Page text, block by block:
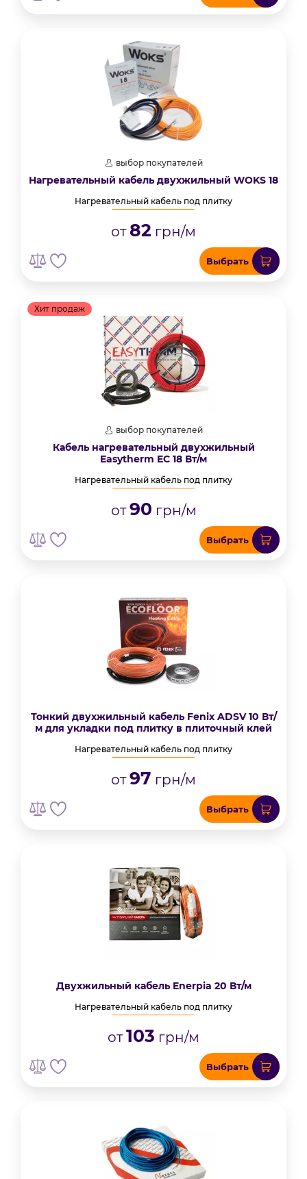
выбор покупателей
Нагревательный кабель двухжильный WOKS 18
Нагревательный кабель под плитку
от 82 грн/м
Выбрать
Хит продаж
выбор покупателей
Кабель нагревательный двухжильный
Easytherm EC 18 Вт/м
Нагревательный кабель под плитку
от90 грн/м
Выбрать
Тонкий двухжильный кабель Fenix ADSV 10 Вт/
м для укладки под плитку в плиточный клей
Нагревательный кабель под плитку
от97 грн/м
Выбрать
Двухжильный кабель Enerpia 20 Вт/м
Нагревательный кабель под плитку
от103 грн/м
Выбрать